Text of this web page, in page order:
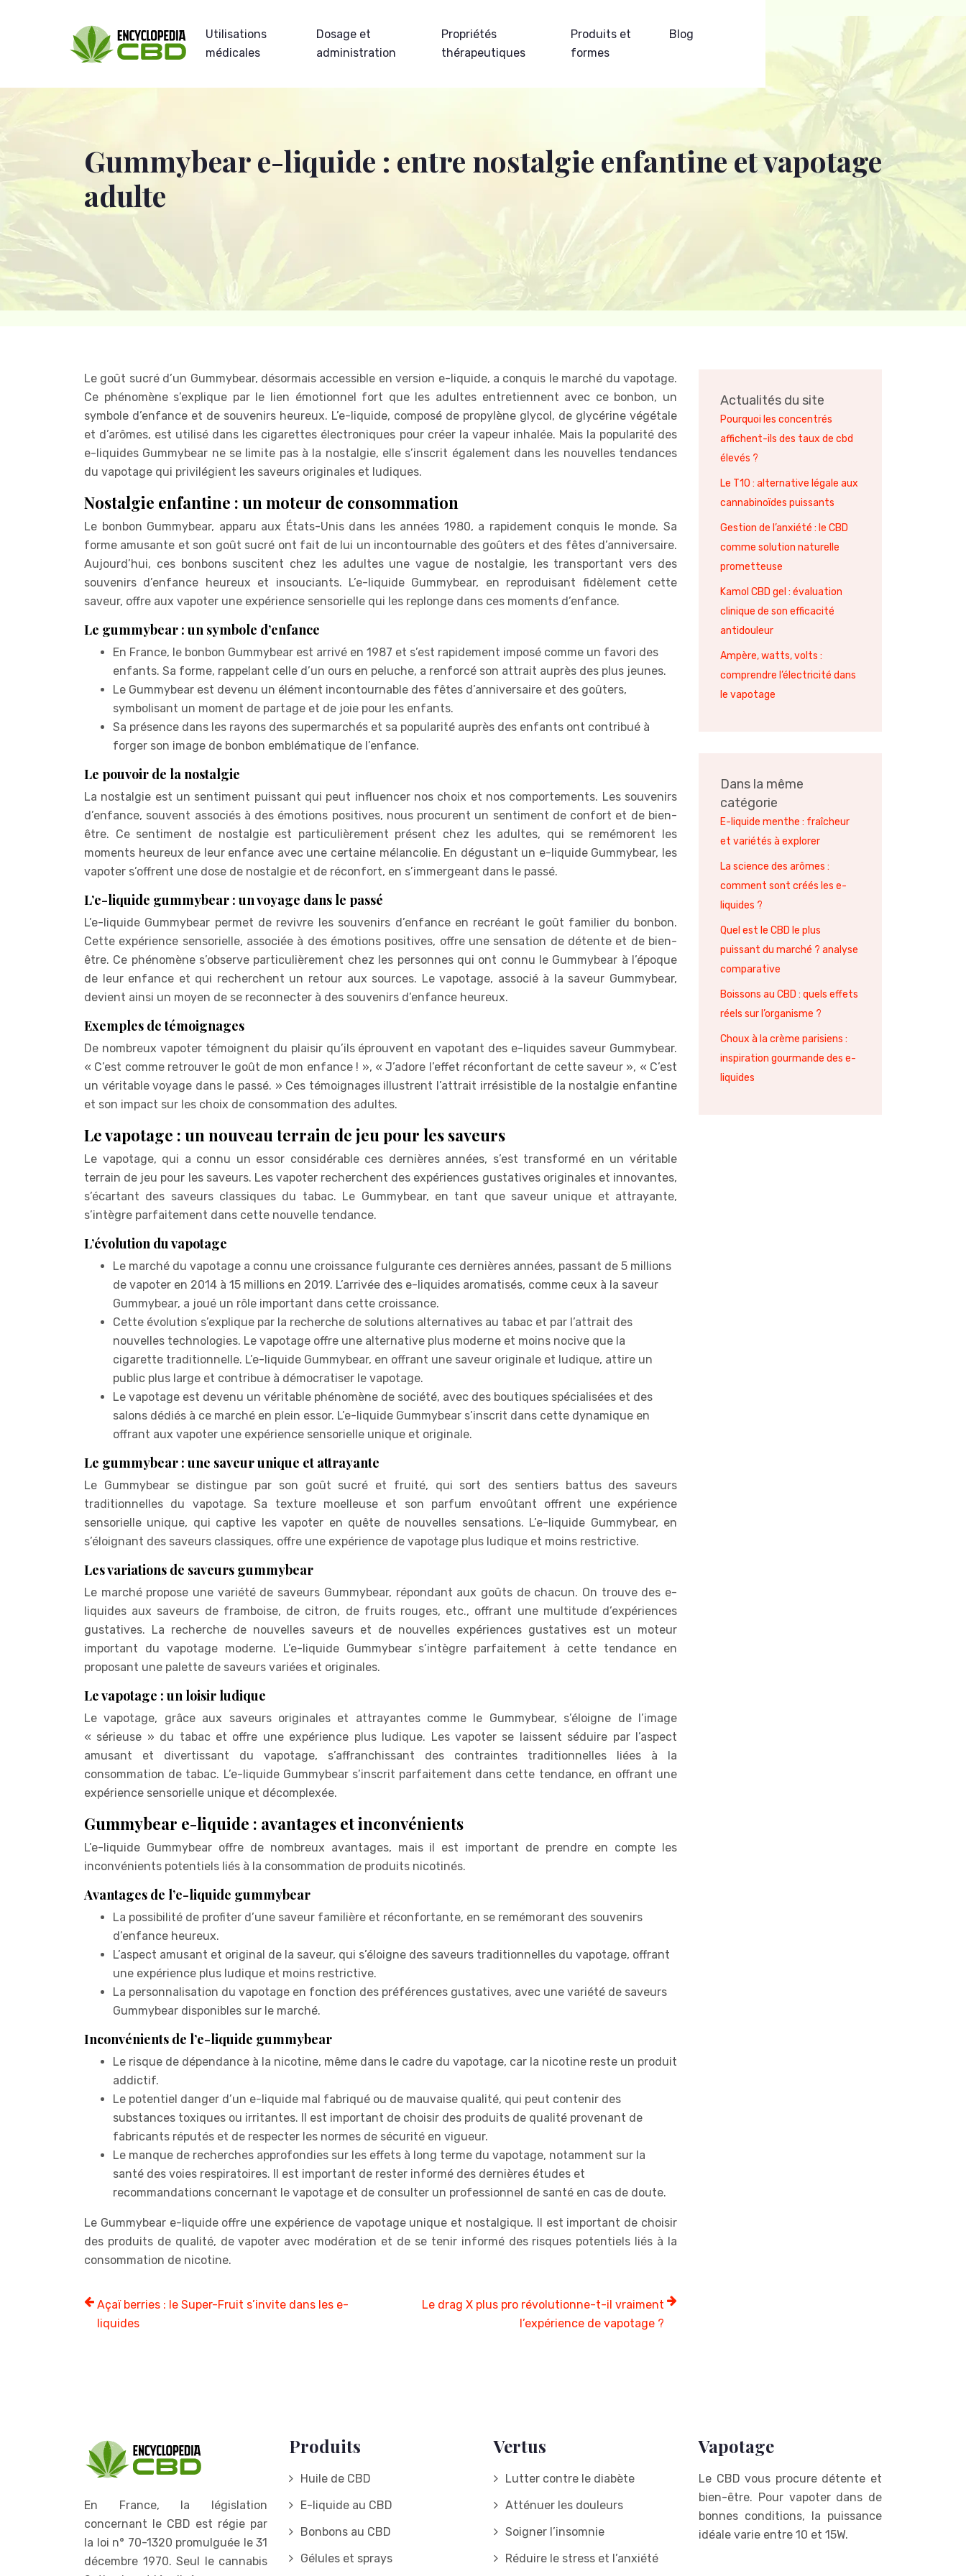
Utilisations
médicales
Dosage et
administration
Propriétés
thérapeutiques
Produits et
formes
Blog
Gummybear e-liquide : entre nostalgie enfantine et vapotage
adulte
Le goût sucré d’un Gummybear, désormais accessible en version e-liquide, a conquis le marché du vapotage.
Ce phénomène s’explique par le lien émotionnel fort que les adultes entretiennent avec ce bonbon, un
symbole d’enfance et de souvenirs heureux. L’e-liquide, composé de propylène glycol, de glycérine végétale
et d’arômes, est utilisé dans les cigarettes électroniques pour créer la vapeur inhalée. Mais la popularité des
e-liquides Gummybear ne se limite pas à la nostalgie, elle s’inscrit également dans les nouvelles tendances
du vapotage qui privilégient les saveurs originales et ludiques.
Nostalgie enfantine : un moteur de consommation
Le bonbon Gummybear, apparu aux États-Unis dans les années 1980, a rapidement conquis le monde. Sa
forme amusante et son goût sucré ont fait de lui un incontournable des goûters et des fêtes d’anniversaire.
Aujourd’hui, ces bonbons suscitent chez les adultes une vague de nostalgie, les transportant vers des
souvenirs d’enfance heureux et insouciants. L’e-liquide Gummybear, en reproduisant fidèlement cette
saveur, offre aux vapoter une expérience sensorielle qui les replonge dans ces moments d’enfance.
Le gummybear : un symbole d’enfance
En France, le bonbon Gummybear est arrivé en 1987 et s’est rapidement imposé comme un favori des
enfants. Sa forme, rappelant celle d’un ours en peluche, a renforcé son attrait auprès des plus jeunes.
Le Gummybear est devenu un élément incontournable des fêtes d’anniversaire et des goûters,
symbolisant un moment de partage et de joie pour les enfants.
Sa présence dans les rayons des supermarchés et sa popularité auprès des enfants ont contribué à
forger son image de bonbon emblématique de l’enfance.
Le pouvoir de la nostalgie
La nostalgie est un sentiment puissant qui peut influencer nos choix et nos comportements. Les souvenirs
d’enfance, souvent associés à des émotions positives, nous procurent un sentiment de confort et de bien-
être. Ce sentiment de nostalgie est particulièrement présent chez les adultes, qui se remémorent les
moments heureux de leur enfance avec une certaine mélancolie. En dégustant un e-liquide Gummybear, les
vapoter s’offrent une dose de nostalgie et de réconfort, en s’immergeant dans le passé.
L’e-liquide gummybear : un voyage dans le passé
L’e-liquide Gummybear permet de revivre les souvenirs d’enfance en recréant le goût familier du bonbon.
Cette expérience sensorielle, associée à des émotions positives, offre une sensation de détente et de bien-
être. Ce phénomène s’observe particulièrement chez les personnes qui ont connu le Gummybear à l’époque
de leur enfance et qui recherchent un retour aux sources. Le vapotage, associé à la saveur Gummybear,
devient ainsi un moyen de se reconnecter à des souvenirs d’enfance heureux.
Exemples de témoignages
De nombreux vapoter témoignent du plaisir qu’ils éprouvent en vapotant des e-liquides saveur Gummybear.
« C’est comme retrouver le goût de mon enfance ! », « J’adore l’effet réconfortant de cette saveur », « C’est
un véritable voyage dans le passé. » Ces témoignages illustrent l’attrait irrésistible de la nostalgie enfantine
et son impact sur les choix de consommation des adultes.
Le vapotage : un nouveau terrain de jeu pour les saveurs
Le vapotage, qui a connu un essor considérable ces dernières années, s’est transformé en un véritable
terrain de jeu pour les saveurs. Les vapoter recherchent des expériences gustatives originales et innovantes,
s’écartant des saveurs classiques du tabac. Le Gummybear, en tant que saveur unique et attrayante,
s’intègre parfaitement dans cette nouvelle tendance.
L’évolution du vapotage
Le marché du vapotage a connu une croissance fulgurante ces dernières années, passant de 5 millions
de vapoter en 2014 à 15 millions en 2019. L’arrivée des e-liquides aromatisés, comme ceux à la saveur
Gummybear, a joué un rôle important dans cette croissance.
Cette évolution s’explique par la recherche de solutions alternatives au tabac et par l’attrait des
nouvelles technologies. Le vapotage offre une alternative plus moderne et moins nocive que la
cigarette traditionnelle. L’e-liquide Gummybear, en offrant une saveur originale et ludique, attire un
public plus large et contribue à démocratiser le vapotage.
Le vapotage est devenu un véritable phénomène de société, avec des boutiques spécialisées et des
salons dédiés à ce marché en plein essor. L’e-liquide Gummybear s’inscrit dans cette dynamique en
offrant aux vapoter une expérience sensorielle unique et originale.
Le gummybear : une saveur unique et attrayante
Le Gummybear se distingue par son goût sucré et fruité, qui sort des sentiers battus des saveurs
traditionnelles du vapotage. Sa texture moelleuse et son parfum envoûtant offrent une expérience
sensorielle unique, qui captive les vapoter en quête de nouvelles sensations. L’e-liquide Gummybear, en
s’éloignant des saveurs classiques, offre une expérience de vapotage plus ludique et moins restrictive.
Les variations de saveurs gummybear
Le marché propose une variété de saveurs Gummybear, répondant aux goûts de chacun. On trouve des e-
liquides aux saveurs de framboise, de citron, de fruits rouges, etc., offrant une multitude d’expériences
gustatives. La recherche de nouvelles saveurs et de nouvelles expériences gustatives est un moteur
important du vapotage moderne. L’e-liquide Gummybear s’intègre parfaitement à cette tendance en
proposant une palette de saveurs variées et originales.
Le vapotage : un loisir ludique
Le vapotage, grâce aux saveurs originales et attrayantes comme le Gummybear, s’éloigne de l’image
« sérieuse » du tabac et offre une expérience plus ludique. Les vapoter se laissent séduire par l’aspect
amusant et divertissant du vapotage, s’affranchissant des contraintes traditionnelles liées à la
consommation de tabac. L’e-liquide Gummybear s’inscrit parfaitement dans cette tendance, en offrant une
expérience sensorielle unique et décomplexée.
Gummybear e-liquide : avantages et inconvénients
L’e-liquide Gummybear offre de nombreux avantages, mais il est important de prendre en compte les
inconvénients potentiels liés à la consommation de produits nicotinés.
Avantages de l’e-liquide gummybear
La possibilité de profiter d’une saveur familière et réconfortante, en se remémorant des souvenirs
d’enfance heureux.
L’aspect amusant et original de la saveur, qui s’éloigne des saveurs traditionnelles du vapotage, offrant
une expérience plus ludique et moins restrictive.
La personnalisation du vapotage en fonction des préférences gustatives, avec une variété de saveurs
Gummybear disponibles sur le marché.
Inconvénients de l’e-liquide gummybear
Le risque de dépendance à la nicotine, même dans le cadre du vapotage, car la nicotine reste un produit
addictif.
Le potentiel danger d’un e-liquide mal fabriqué ou de mauvaise qualité, qui peut contenir des
substances toxiques ou irritantes. Il est important de choisir des produits de qualité provenant de
fabricants réputés et de respecter les normes de sécurité en vigueur.
Le manque de recherches approfondies sur les effets à long terme du vapotage, notamment sur la
santé des voies respiratoires. Il est important de rester informé des dernières études et
recommandations concernant le vapotage et de consulter un professionnel de santé en cas de doute.
Le Gummybear e-liquide offre une expérience de vapotage unique et nostalgique. Il est important de choisir
des produits de qualité, de vapoter avec modération et de se tenir informé des risques potentiels liés à la
consommation de nicotine.
Açaï berries : le Super-Fruit s’invite dans les e-
liquides
Le drag X plus pro révolutionne-t-il vraiment
l’expérience de vapotage ?
Actualités du site
Pourquoi les concentrés
affichent-ils des taux de cbd
élevés ?
Le T10 : alternative légale aux
cannabinoïdes puissants
Gestion de l’anxiété : le CBD
comme solution naturelle
prometteuse
Kamol CBD gel : évaluation
clinique de son efficacité
antidouleur
Ampère, watts, volts :
comprendre l’électricité dans
le vapotage
Dans la même
catégorie
E-liquide menthe : fraîcheur
et variétés à explorer
La science des arômes :
comment sont créés les e-
liquides ?
Quel est le CBD le plus
puissant du marché ? analyse
comparative
Boissons au CBD : quels effets
réels sur l’organisme ?
Choux à la crème parisiens :
inspiration gourmande des e-
liquides
En France, la législation
concernant le CBD est régie par
la loi n° 70-1320 promulguée le 31
décembre 1970. Seul le cannabis
Produits
Huile de CBD
E-liquide au CBD
Bonbons au CBD
Gélules et sprays
Vertus
Lutter contre le diabète
Atténuer les douleurs
Soigner l’insomnie
Réduire le stress et l’anxiété
Vapotage
Le CBD vous procure détente et
bien-être. Pour vapoter dans de
bonnes conditions, la puissance
idéale varie entre 10 et 15W.